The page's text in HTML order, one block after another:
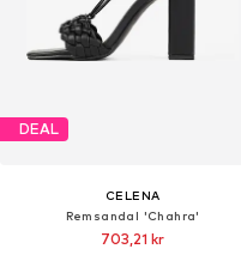
DEAL
CELENA
Remsandal 'Chahra'
703,21 kr